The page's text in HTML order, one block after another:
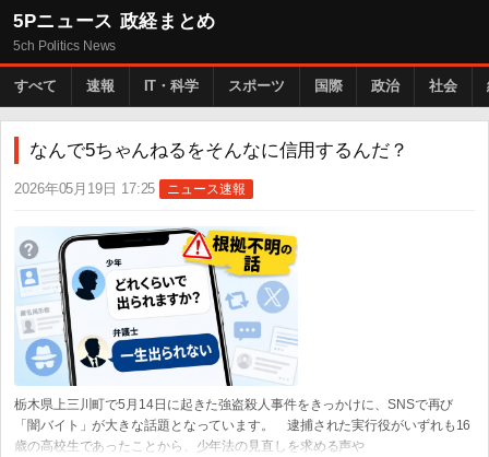
5Pニュース 政経まとめ
5ch Politics News
すべて 速報 IT・科学 スポーツ 国際 政治 社会
なんで5ちゃんねるをそんなに信用するんだ？
2026年05月19日 17:25 ニュース速報
栃木県上三川町で5月14日に起きた強盗殺人事件をきっかけに、SNSで再び
「闇バイト」が大きな話題となっています。 逮捕された実行役がいずれも16
歳の高校生であったことから、少年法の見直しを求める声や